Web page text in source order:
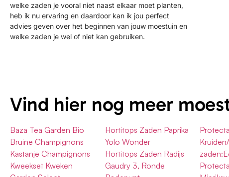
welke zaden je vooral niet naast elkaar moet planten,
heb ik nu ervaring en daardoor kan ik jou perfect
advies geven over het beginnen van jouw moestuin en
welke zaden je wel of niet kan gebruiken.
Vind hier nog meer
Baza Tea Garden Bio
Bruine Champignons
Kastanje Champignons
Kweekset Kweken
Hortitops Zaden Paprika
Yolo Wonder
Hortitops Zaden Radijs
Gaudry 3, Ronde
Protecta